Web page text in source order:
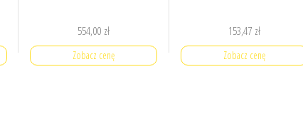
554,00 zł
Zobacz cenę
153,47 zł
Zobacz cenę